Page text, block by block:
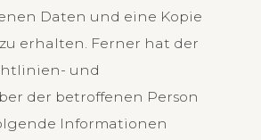
Daten und eine Kopie
erhalten. Ferner hat der
und
der betroffenen Person
Informationen